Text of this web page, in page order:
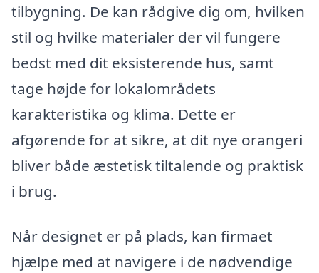
tilbygning. De kan rådgive dig om, hvilken
stil og hvilke materialer der vil fungere
bedst med dit eksisterende hus, samt
tage højde for lokalområdets
karakteristika og klima. Dette er
afgørende for at sikre, at dit nye orangeri
bliver både æstetisk tiltalende og praktisk
i brug.
Når designet er på plads, kan firmaet
hjælpe med at navigere i de nødvendige